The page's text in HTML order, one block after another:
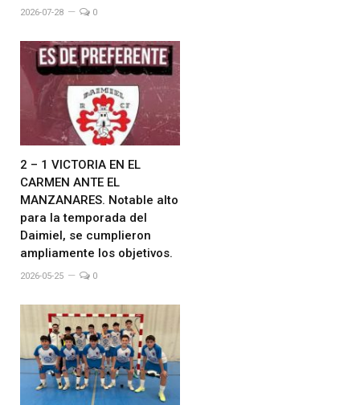
2026-07-28 0
2 – 1 VICTORIA EN EL
CARMEN ANTE EL
MANZANARES. Notable alto
para la temporada del
Daimiel, se cumplieron
ampliamente los objetivos.
2026-05-25 0